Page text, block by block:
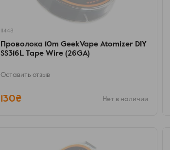
11448
Проволока 10m GeekVape Atomizer DIY
SS316L Tape Wire (26GA)
Оставить отзыв
130₴ Нет в наличии